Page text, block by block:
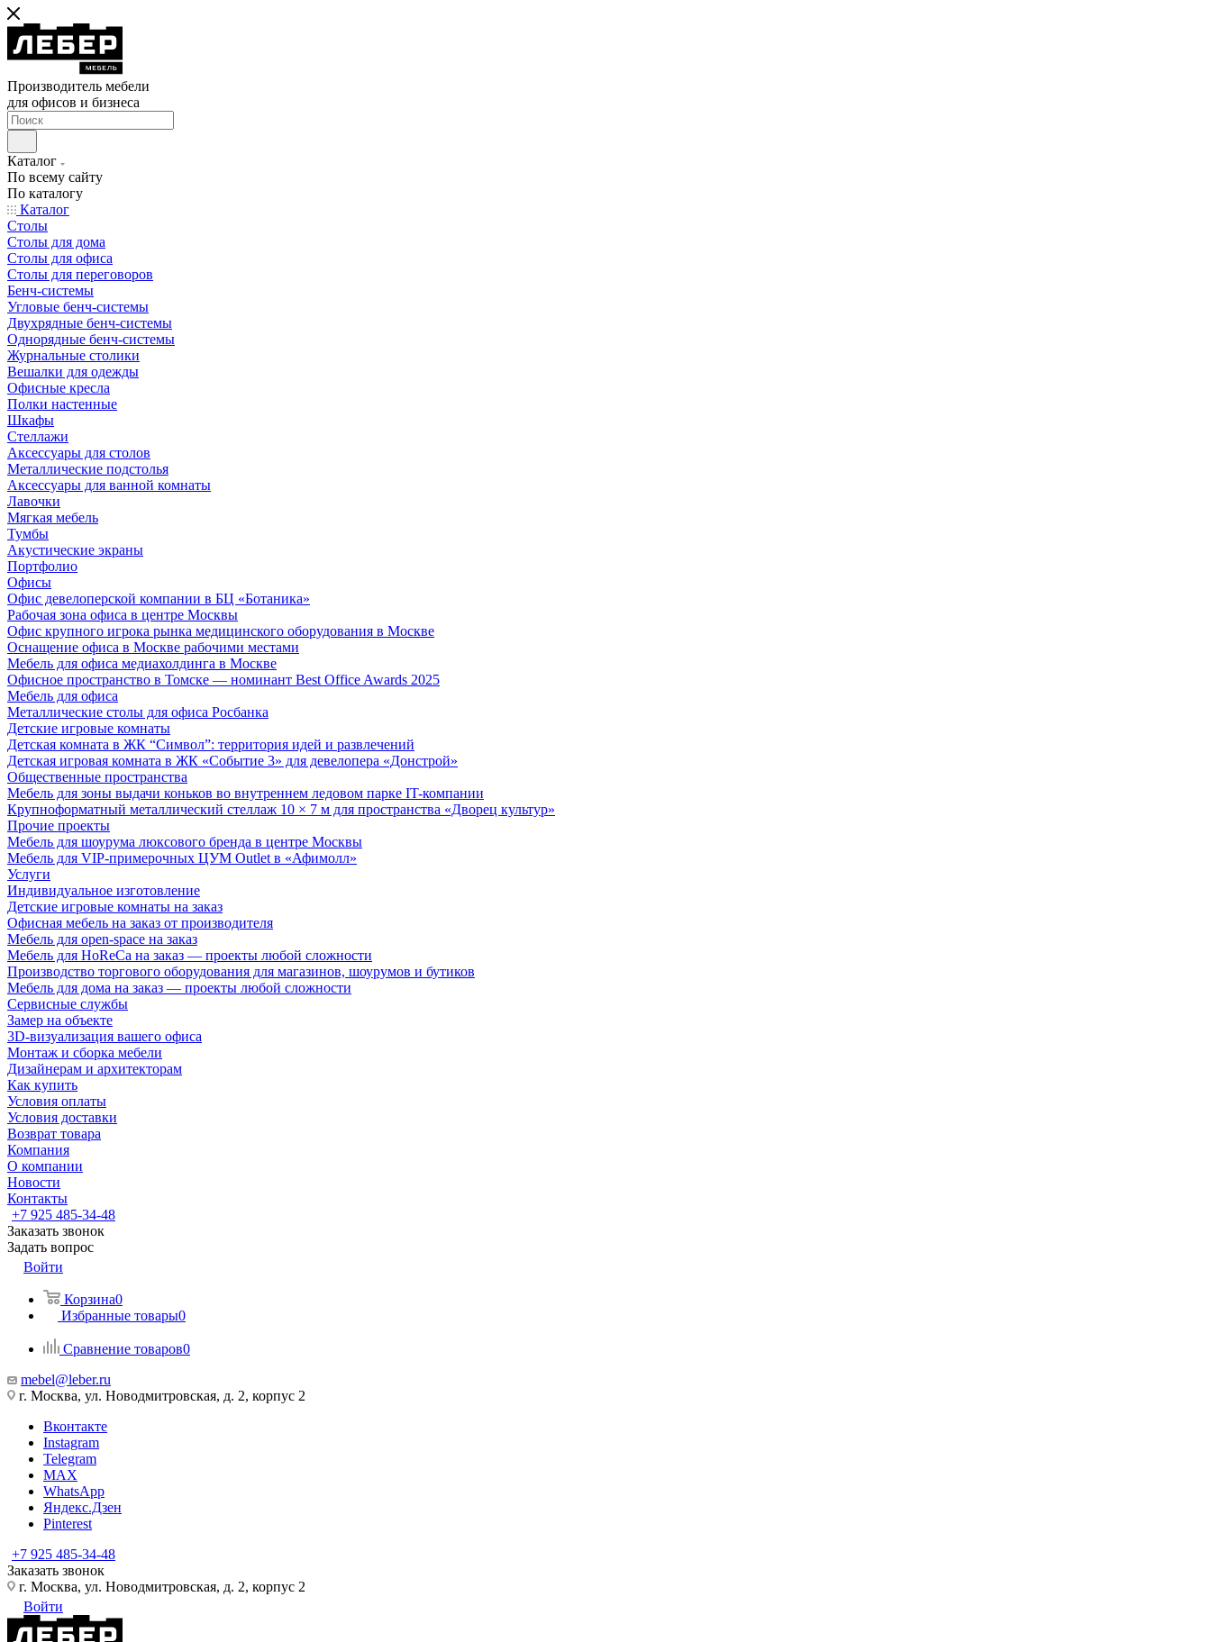
Производитель мебели
для офисов и бизнеса
Каталог
По всему сайту
По каталогу
Каталог
Столы
Столы для дома
Столы для офиса
Столы для переговоров
Бенч-системы
Угловые бенч-системы
Двухрядные бенч-системы
Однорядные бенч-системы
Журнальные столики
Вешалки для одежды
Офисные кресла
Полки настенные
Шкафы
Стеллажи
Аксессуары для столов
Металлические подстолья
Аксессуары для ванной комнаты
Лавочки
Мягкая мебель
Тумбы
Акустические экраны
Портфолио
Офисы
Офис девелоперской компании в БЦ «Ботаника»
Рабочая зона офиса в центре Москвы
Офис крупного игрока рынка медицинского оборудования в Москве
Оснащение офиса в Москве рабочими местами
Мебель для офиса медиахолдинга в Москве
Офисное пространство в Томске — номинант Best Office Awards 2025
Мебель для офиса
Металлические столы для офиса Росбанка
Детские игровые комнаты
Детская комната в ЖК “Символ”: территория идей и развлечений
Детская игровая комната в ЖК «Событие 3» для девелопера «Донстрой»
Общественные пространства
Мебель для зоны выдачи коньков во внутреннем ледовом парке IT-компании
Крупноформатный металлический стеллаж 10 × 7 м для пространства «Дворец культур»
Прочие проекты
Мебель для шоурума люксового бренда в центре Москвы
Мебель для VIP-примерочных ЦУМ Outlet в «Афимолл»
Услуги
Индивидуальное изготовление
Детские игровые комнаты на заказ
Офисная мебель на заказ от производителя
Мебель для open-space на заказ
Мебель для HoReCa на заказ — проекты любой сложности
Производство торгового оборудования для магазинов, шоурумов и бутиков
Мебель для дома на заказ — проекты любой сложности
Сервисные службы
Замер на объекте
3D-визуализация вашего офиса
Монтаж и сборка мебели
Дизайнерам и архитекторам
Как купить
Условия оплаты
Условия доставки
Возврат товара
Компания
О компании
Новости
Контакты
+7 925 485-34-48
Заказать звонок
Задать вопрос
Войти
Корзина0
Избранные товары0
Сравнение товаров0
mebel@leber.ru
г. Москва, ул. Новодмитровская, д. 2, корпус 2
Вконтакте
Instagram
Telegram
MAX
WhatsApp
Яндекс.Дзен
Pinterest
+7 925 485-34-48
Заказать звонок
г. Москва, ул. Новодмитровская, д. 2, корпус 2
Войти